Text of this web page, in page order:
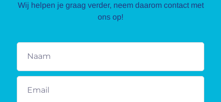
Wij helpen je graag verder, neem daarom contact met
ons op!